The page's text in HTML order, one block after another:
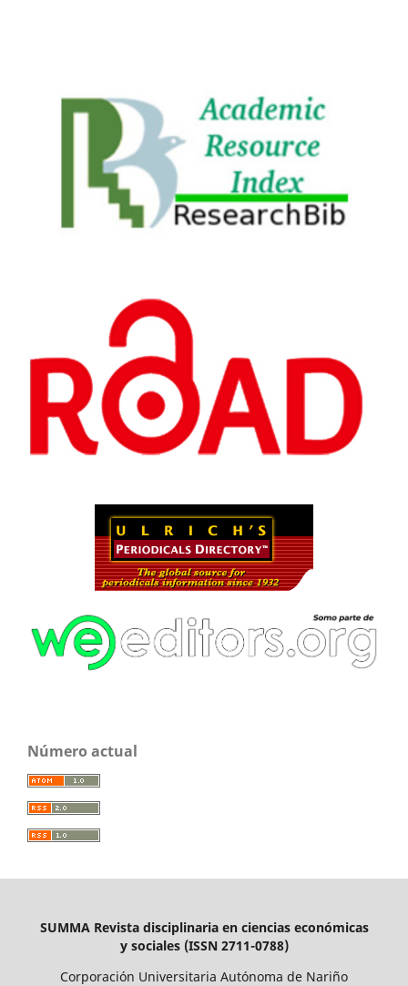
Número actual
SUMMA Revista disciplinaria en ciencias económicas
y sociales (ISSN 2711-0788)
Corporación Universitaria Autónoma de Nariño